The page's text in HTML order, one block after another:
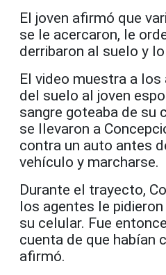
El joven afirmó que
se le acercaron, le
derribaron al suelo y
El video muestra a
del suelo al joven
sangre goteaba de su
se llevaron a
contra un auto antes
vehículo y marcharse.
Durante el trayecto,
los agentes le
su celular. Fue
cuenta de que habían
afirmó.